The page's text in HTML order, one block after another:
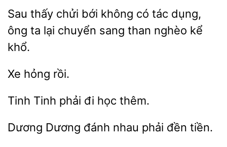
thấy chửi bới không có tác
ông ta lại chuyển sang
nghèo kể
khổ.
Tinh phải học
Dương Dương nhau tiền.